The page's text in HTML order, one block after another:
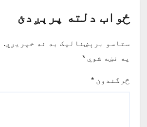
ځواب دلته پرېږدئ
ستاسو برېښناليک به نه خپريږي.
په نښه شوي *
څرگندون *